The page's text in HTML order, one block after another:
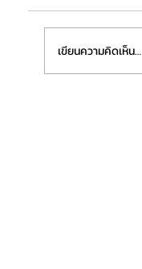
เขียนความคิดเห็น…